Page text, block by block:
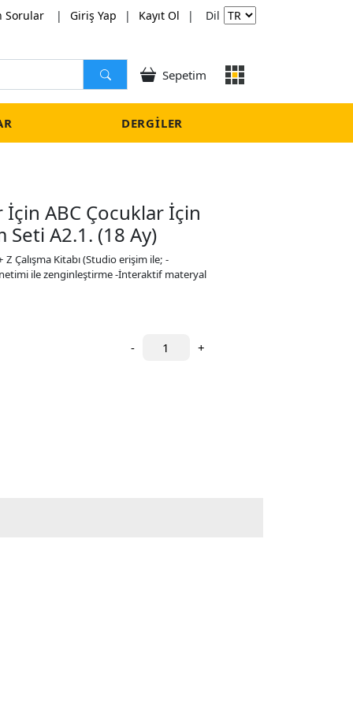
Sorular | Giriş Yap | Kayıt Ol | Dil
Sepetim
DERGILER
ABC Çocuklar İçin
Seti A2.1. (18 Ay)
Çalışma Kitabı (Studio erişim ile; -
ile zenginleştirme -İnteraktif materyal
- +